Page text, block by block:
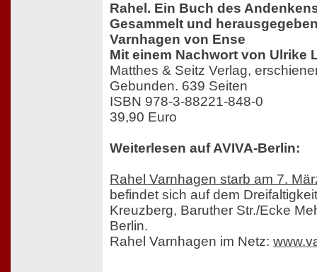
Rahel. Ein Buch des
Gesammelt und
Varnhagen von Ense
Mit einem Nachwort von Ulrike
Matthes & Seitz Verlag,
Gebunden. 639 Seiten
ISBN 978-3-88221-848-0
39,90 Euro
Weiterlesen auf AVIVA-Berlin:
Rahel Varnhagen starb am 7.
befindet sich auf dem
Kreuzberg, Baruther Str./Ecke
Berlin.
Rahel Varnhagen im Netz: